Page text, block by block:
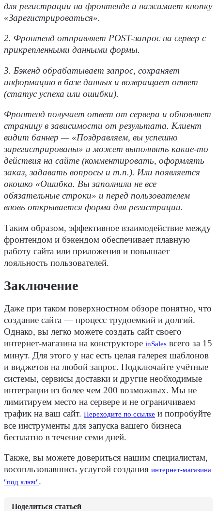
для регистрации на фронтенде и нажимает кнопку
«Зарегистрироваться».
2. Фронтенд отправляет POST-запрос на сервер с
прикрепленными данными формы.
3. Бэкенд обрабатывает запрос, сохраняет
информацию в базе данных и возвращает ответ
(статус успеха или ошибки).
Фронтенд получает ответ от сервера и обновляет
страницу в зависимости от результата. Клиент
видит баннер — «Поздравляем, вы успешно
зарегистрированы» и может выполнять какие-то
действия на сайте (комментировать, оформлять
заказ, задавать вопросы и т.п.). Или появляется
окошко «Ошибка. Вы заполнили не все
обязательные строки» и перед пользователем
вновь открывается форма для регистрации.
Таким образом, эффективное взаимодействие между
фронтендом и бэкендом обеспечивает плавную
работу сайта или приложения и повышает
лояльность пользователей.
Заключение
Даже при таком поверхностном обзоре понятно, что
создание сайта — процесс трудоемкий и долгий.
Однако, вы легко можете создать сайт своего
интернет-магазина на конструкторе inSales всего за 15
минут. Для этого у нас есть целая галерея шаблонов
и виджетов на любой запрос. Подключайте учётные
системы, сервисы доставки и другие необходимые
интеграции из более чем 200 возможных. Мы не
лимитируем место на сервере и не ограничиваем
трафик на ваш сайт. Переходите по ссылке и попробуйте
все инструменты для запуска вашего бизнеса
бесплатно в течение семи дней.
Также, вы можете довериться нашим специалистам,
восопльзовавшись услугой создания интернет-магазина
"под ключ".
Поделиться статьей